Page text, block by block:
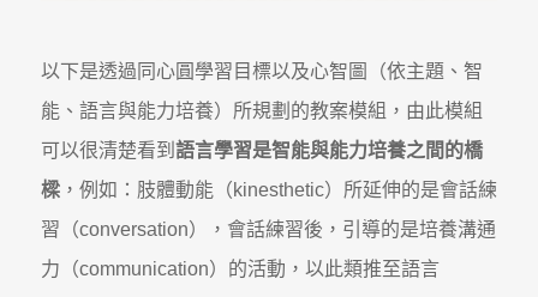
以下是透過同心圓學習目標以及心智圖（依主題、智
能、語言與能力培養）所規劃的教案模組，由此模組
可以很清楚看到 語言學習是智能與能力培養之間的橋
樑，例如：肢體動能（kinesthetic）所延伸的是會話練
習（conversation），會話練習後，引導的是培養溝通
力（communication）的活動，以此類推至語言